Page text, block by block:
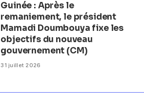
Guinée : Après le
remaniement, le président
Mamadi Doumbouya fixe les
objectifs du nouveau
gouvernement (CM)
31 juillet 2026